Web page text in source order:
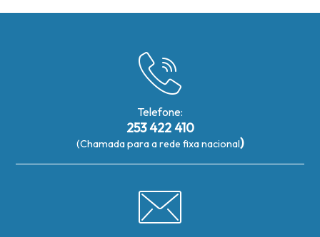
Telefone:
253 422 410
(Chamada para a rede fixa nacional)